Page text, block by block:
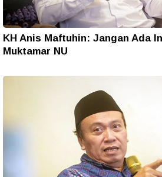
KH Anis Maftuhin: Jangan Ada
Muktamar NU